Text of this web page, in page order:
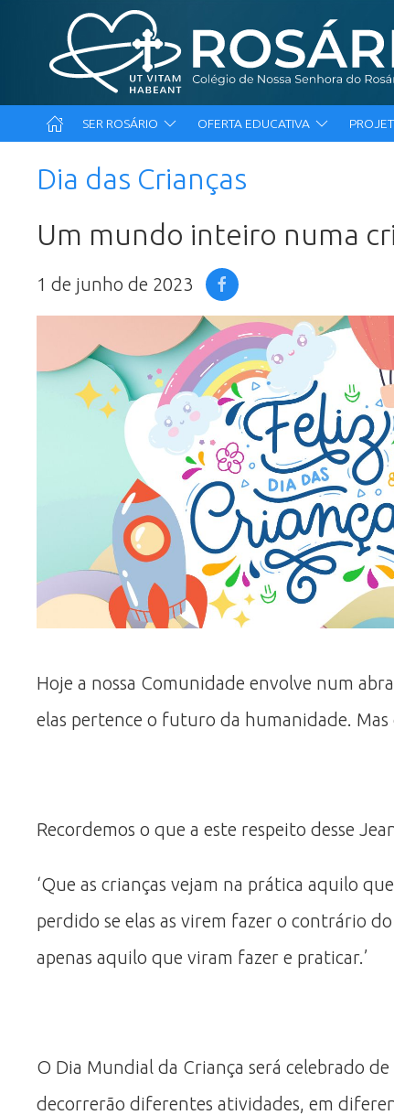
SER ROSÁRIO OFERTA EDUCATIVA
Dia das Crianças
Um mundo inteiro numa
1 de junho de 2023
Hoje a nossa Comunidade envolve num
elas pertence o futuro da humanidade. Mas
Recordemos o que a este respeito desse
‘Que as crianças vejam na prática aquilo
perdido se elas as virem fazer o contrário
apenas aquilo que viram fazer e praticar.’
O Dia Mundial da Criança será celebrado
decorrerão diferentes atividades, em